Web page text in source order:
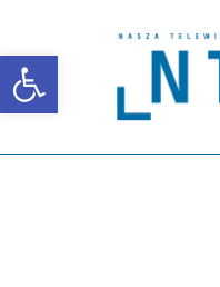
Otwórz pasek narzędzi